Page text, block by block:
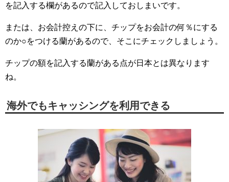
を記入する欄があるので記入しておしまいです。
または、お会計控えの下に、チップをお会計の何％にする
のか○をつける蘭があるので、そこにチェックしましょう。
チップの額を記入する蘭がある点が日本とは異なります
ね。
海外でもキャッシングを利用できる